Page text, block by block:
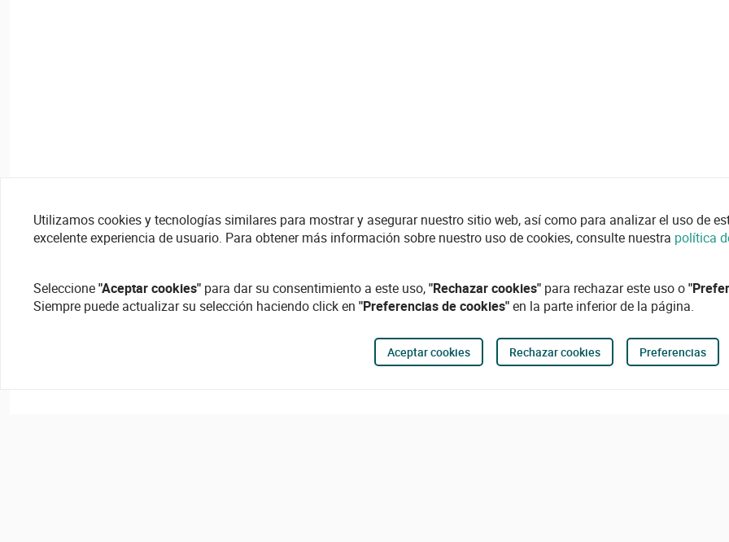
Utilizamos cookies y tecnologías similares para mostrar y asegurar nuestro sitio web, así como para analizar el uso de
excelente experiencia de usuario. Para obtener más información sobre nuestro uso de cookies, consulte nuestra política
Seleccione"Aceptar cookies" para dar su consentimiento a este uso,"Rechazar cookies" para rechazar este uso o
Siempre puede actualizar su selección haciendo click en "Preferencias de cookies"en la parte inferior de la página.
Aceptar cookies Rechazar cookies Preferencias